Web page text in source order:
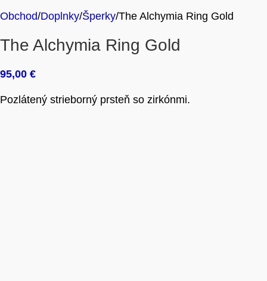
Obchod Doplnky Šperky The Alchymia Ring Gold
The Alchymia Ring Gold
95,00 €
Pozlátený strieborný prsteň so zirkónmi.